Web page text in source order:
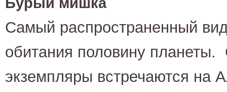
Самый распространенный
обитания половину
экземпляры встречаются на